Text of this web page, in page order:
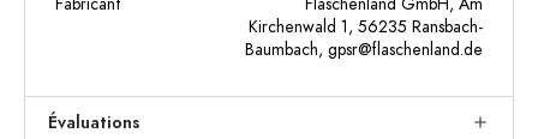
Kirchenwald 1, 56235 Ransbach-
Baumbach, gpsr@flaschenland.de
Évaluations